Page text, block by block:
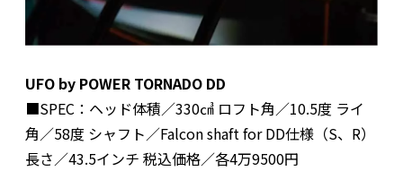
UFO by POWER TORNADO DD
■SPEC：ヘッド体積／330㎤ ロフト角／10.5度 ライ
角／58度 シャフト／Falcon shaft for DD仕様（S、R）
長さ／43.5インチ 税込価格／各4万9500円